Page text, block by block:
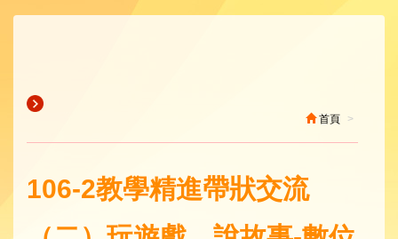
首頁
106-2教學精進帶狀交流